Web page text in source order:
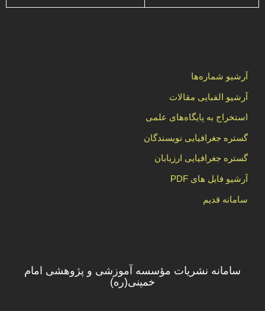
آرشیو شماره‌ها
آرشیو الفبایی مقالات
استخراج به پایگاه‌های علمی
گستره جغرافیایی نویسندگان
گستره جغرافیایی ارزیابان
آرشیو فایل های PDF
سامانه قدیم
سامانه نشریات مؤسسه آموزشی و پژوهشی امام
خمینی(ره)